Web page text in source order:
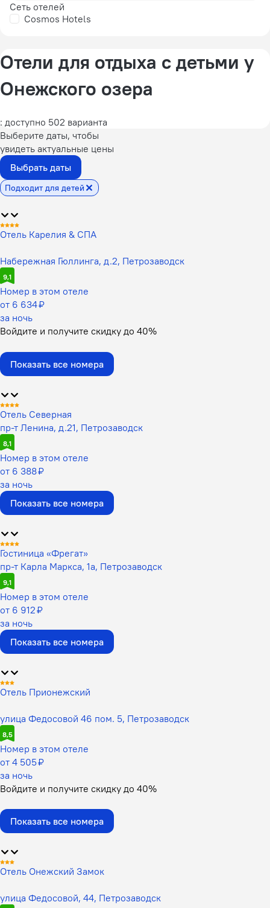
Сеть отелей
Cosmos Hotels
Отели для отдыха с детьми у
Онежского озера
: доступно 502 варианта
Выберите даты, чтобы
увидеть актуальные цены
Выбрать даты
Подходит для детей
Отель Карелия & СПА
Набережная Гюллинга, д.2, Петрозаводск
9,1
Номер в этом отеле
от 6 634 ₽
за ночь
Войдите и получите скидку до 40%
Показать все номера
Отель Северная
пр-т Ленина, д.21, Петрозаводск
8,1
Номер в этом отеле
от 6 388 ₽
за ночь
Показать все номера
Гостиница «Фрегат»
пр-т Карла Маркса, 1а, Петрозаводск
9,1
Номер в этом отеле
от 6 912 ₽
за ночь
Показать все номера
Отель Прионежский
улица Федосовой 46 пом. 5, Петрозаводск
8,5
Номер в этом отеле
от 4 505 ₽
за ночь
Войдите и получите скидку до 40%
Показать все номера
Отель Онежский Замок
улица Федосовой, 44, Петрозаводск